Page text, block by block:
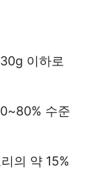
이하로
수준
의 약 15%